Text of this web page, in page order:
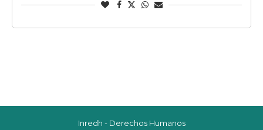
Inredh - Derechos Humanos